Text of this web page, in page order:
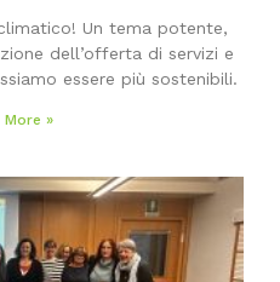
Un tema potente,
dell’offerta di servizi e
essere più sostenibili.
More »